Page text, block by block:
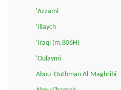
'Azzami
'Illaych
'Iraqi (m.806H)
'Oulaymi
Abou 'Outhman Al-Maghribi